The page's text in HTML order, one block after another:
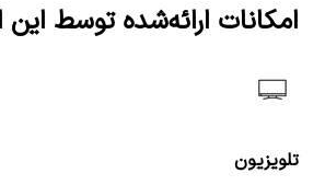
امکانات ارائه‌شده توسط این
تلویزیون